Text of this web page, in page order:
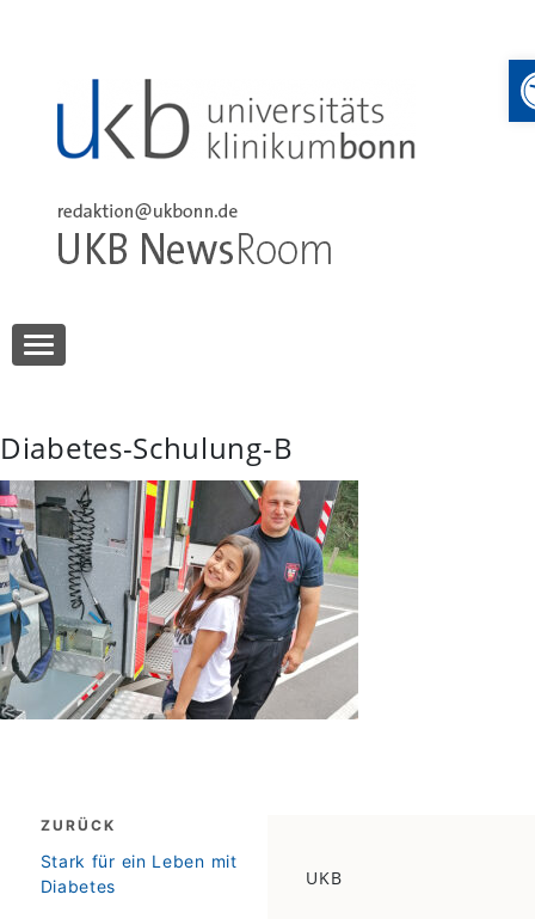
UKB NewsRoom
Diabetes-Schulung-B
Beitragsnavigation
ZURÜCK
zurück
Stark für ein Leben mit
Diabetes
UKB